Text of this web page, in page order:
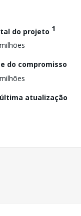
do projeto 1
do compromisso
atualização